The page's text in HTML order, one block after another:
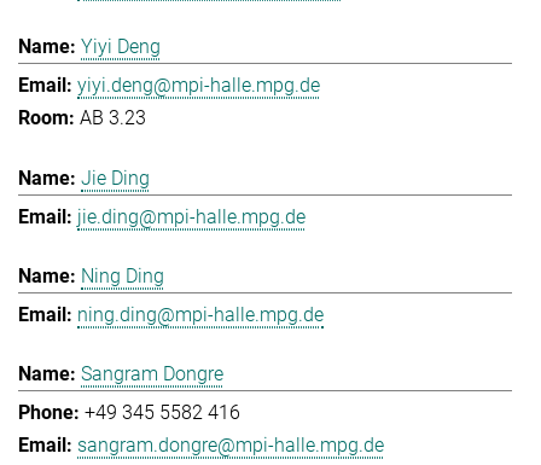
Yiyi Deng
yiyi.deng@mpi-halle.mpg.de
AB 3.23
Jie Ding
jie.ding@mpi-halle.mpg.de
Ning Ding
ning.ding@mpi-halle.mpg.de
Sangram Dongre
+49 345 5582 416
sangram.dongre@mpi-halle.mpg.de